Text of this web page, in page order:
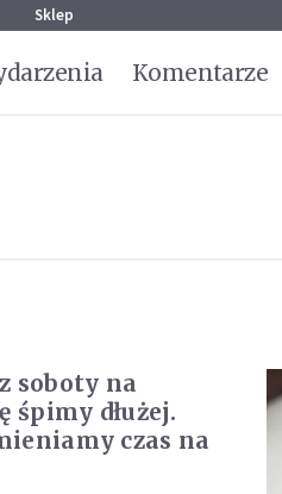
Sklep
Komentarze
soboty na
śpimy dłużej.
czas na